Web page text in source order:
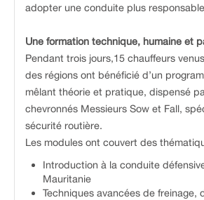
adopter une conduite plus
Une formation technique, humaine et
Pendant trois jours,15 chauffeurs
des régions ont bénéficié d’un
mêlant théorie et pratique, dispensé
chevronnés Messieurs Sow et Fall,
sécurité routière.
Les modules ont couvert des
Introduction à la conduite
Mauritanie
Techniques avancées de freinage,